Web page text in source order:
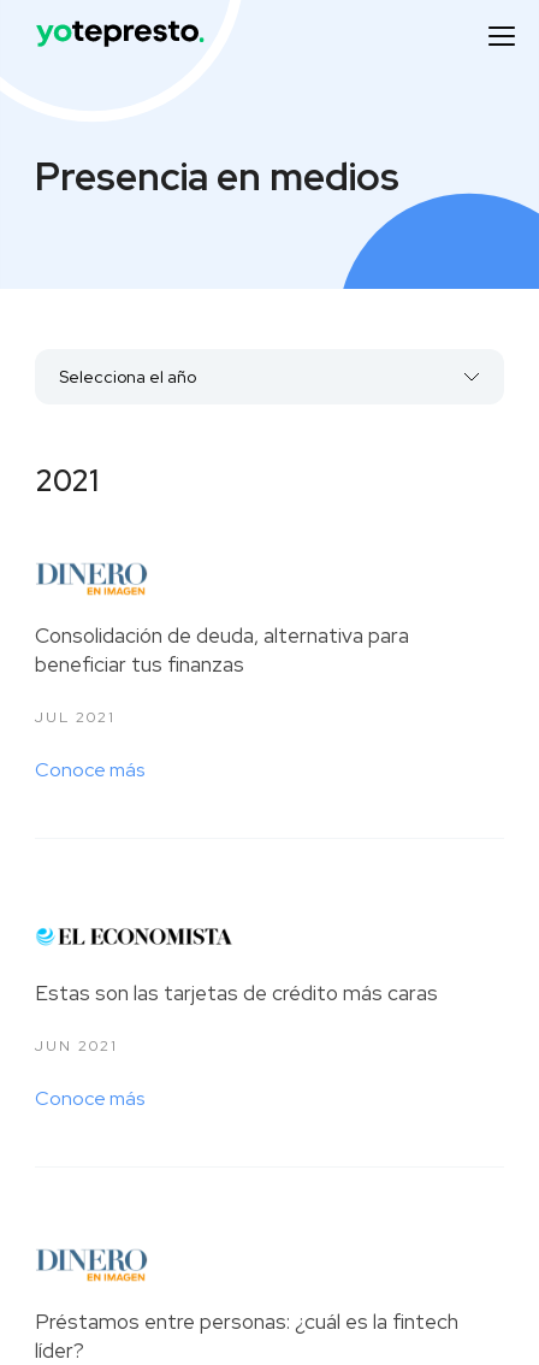
Presencia en medios
Selecciona el año
2020
2019
2021
Consolidación de deuda, alternativa para
beneficiar tus finanzas
JUL 2021
Conoce más
Estas son las tarjetas de crédito más caras
JUN 2021
Conoce más
Préstamos entre personas: ¿cuál es la fintech
líder?